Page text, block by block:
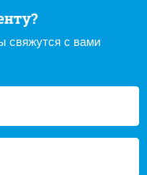
свяжутся с вами